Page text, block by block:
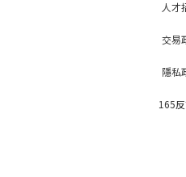
人才
交易
隱私
165